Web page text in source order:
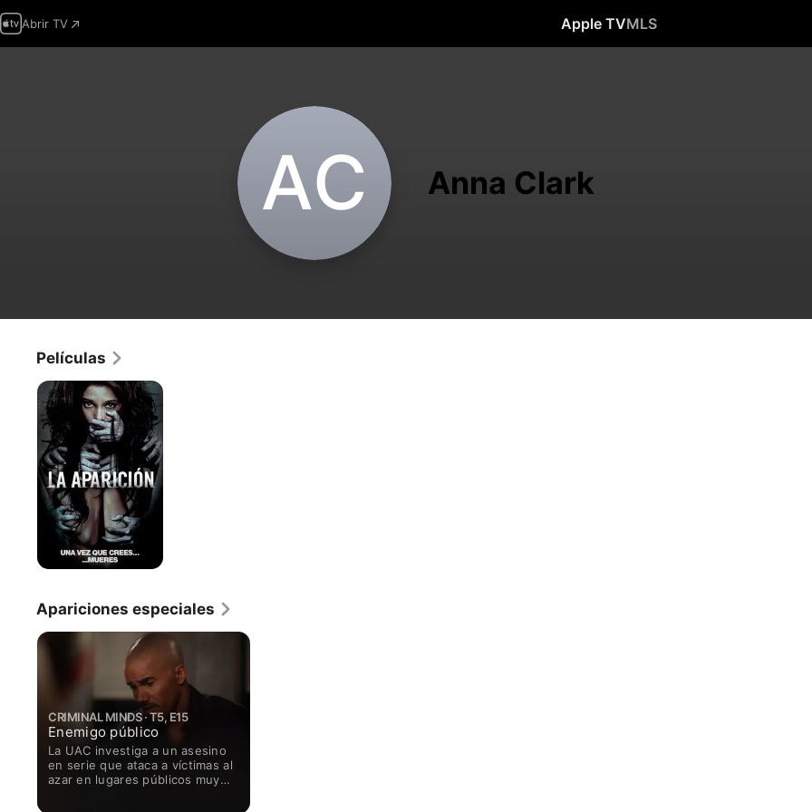
Abrir TV Apple TVMLS
A‌C Anna Clark
Películas
La
aparición
Apariciones especiales
CRIMINAL MINDS · T5, E15
Enemigo público
La UAC investiga a un asesino
en serie que ataca a víctimas al
azar en lugares públicos muy